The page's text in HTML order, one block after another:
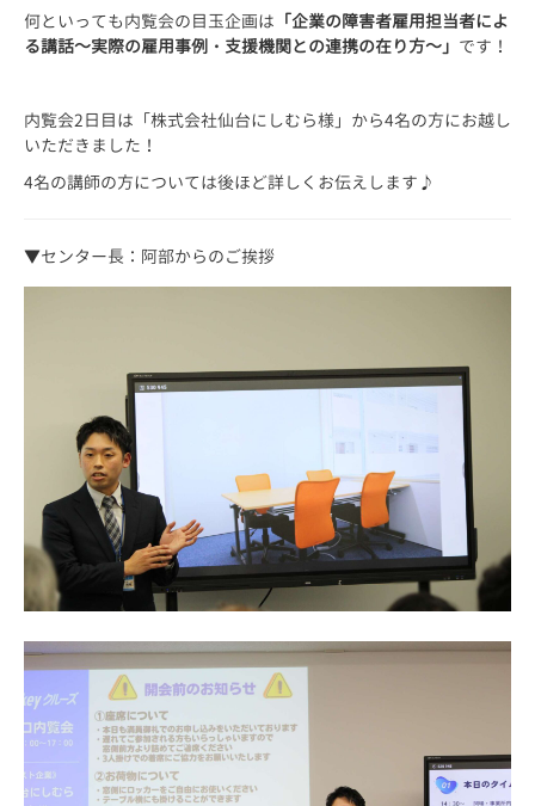
何といっても内覧会の目玉企画は 「企業の障害者雇用担当者によ
る講話～実際の雇用事例・支援機関との連携の在り方～」 です！
内覧会2日目は「株式会社仙台にしむら様」から4名の方にお越し
いただきました！
4名の講師の方については後ほど詳しくお伝えします♪
▼センター長：阿部からのご挨拶